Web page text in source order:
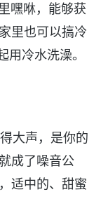
嘿咻，能够获
里也可以搞冷
用冷水洗澡。
大声，是你的
成了噪音公
适中的、甜蜜